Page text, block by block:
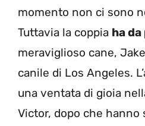
momento non ci sono
Tuttavia la coppia ha
meraviglioso cane,
canile di Los Angeles.
una ventata di gioia
Victor, dopo che